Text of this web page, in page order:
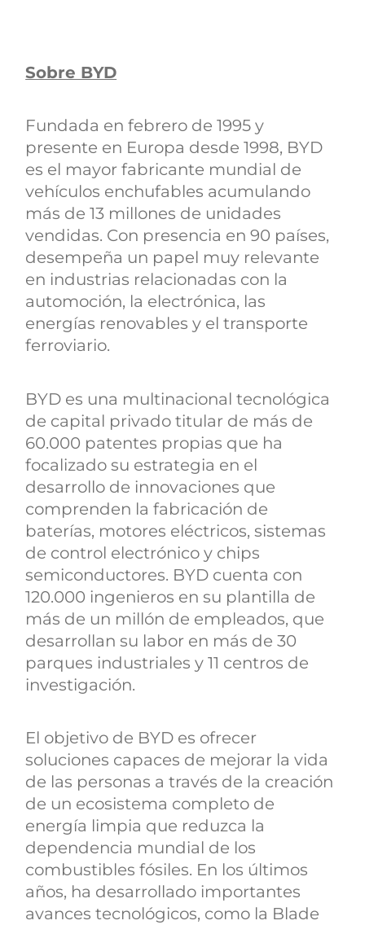
Sobre BYD
Fundada en febrero de 1995 y
presente en Europa desde 1998, BYD
es el mayor fabricante mundial de
vehículos enchufables acumulando
más de 13 millones de unidades
vendidas. Con presencia en 90 países,
desempeña un papel muy relevante
en industrias relacionadas con la
automoción, la electrónica, las
energías renovables y el transporte
ferroviario.
BYD es una multinacional tecnológica
de capital privado titular de más de
60.000 patentes propias que ha
focalizado su estrategia en el
desarrollo de innovaciones que
comprenden la fabricación de
baterías, motores eléctricos, sistemas
de control electrónico y chips
semiconductores. BYD cuenta con
120.000 ingenieros en su plantilla de
más de un millón de empleados, que
desarrollan su labor en más de 30
parques industriales y 11 centros de
investigación.
El objetivo de BYD es ofrecer
soluciones capaces de mejorar la vida
de las personas a través de la creación
de un ecosistema completo de
energía limpia que reduzca la
dependencia mundial de los
combustibles fósiles. En los últimos
años, ha desarrollado importantes
avances tecnológicos, como la Blade